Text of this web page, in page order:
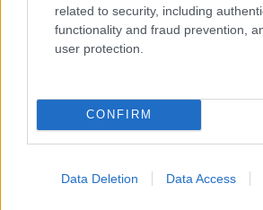
related to security, including
functionality and fraud prevention,
user protection.
CONFIRM
Data Deletion Data Access